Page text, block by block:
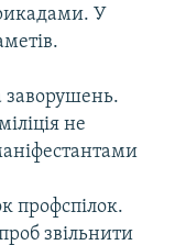
У
заворушень.
не
профспілок.
звільнити